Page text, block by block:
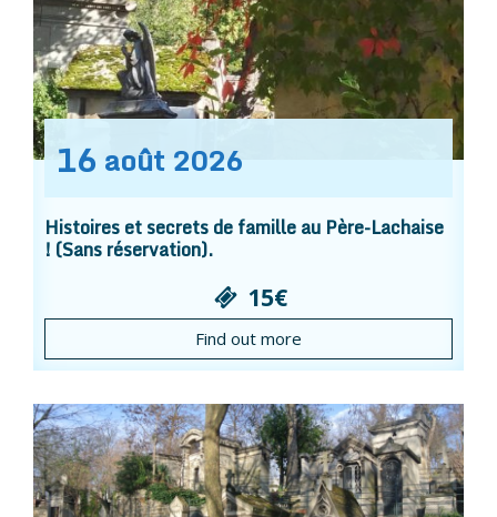
16 août 2026
Histoires et secrets de famille au Père-Lachaise
! (Sans réservation).
15€
Find out more